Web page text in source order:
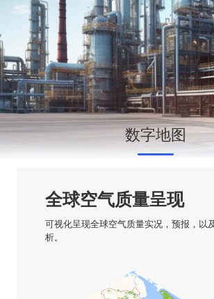
数字地图
全球空气质量呈现
可视化呈现全球空气质量实况，预报，以
析。